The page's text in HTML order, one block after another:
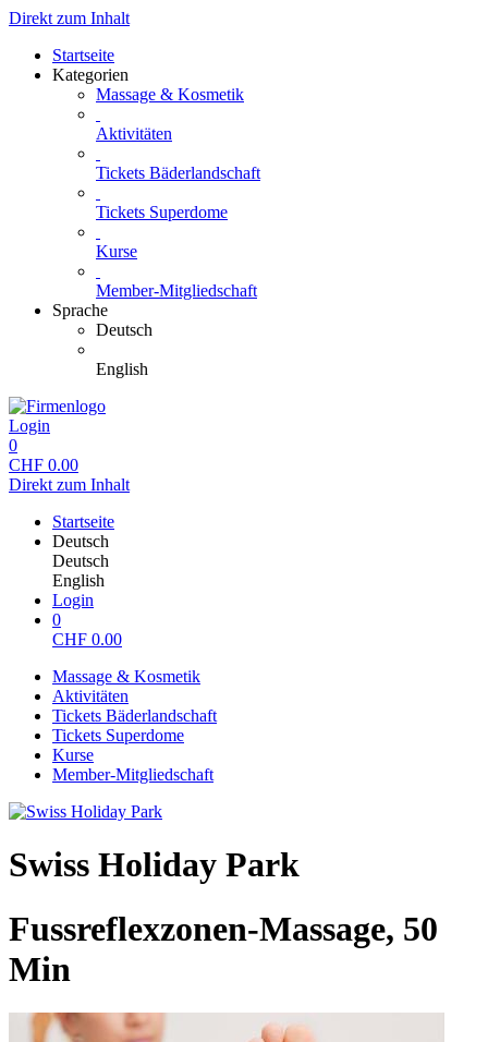
Direkt zum Inhalt
Startseite
Kategorien
Massage & Kosmetik
Aktivitäten
Tickets Bäderlandschaft
Tickets Superdome
Kurse
Member-Mitgliedschaft
Sprache
Deutsch
English
Login
0
CHF 0.00
Direkt zum Inhalt
Startseite
Deutsch
Deutsch
English
Login
0
CHF 0.00
Massage & Kosmetik
Aktivitäten
Tickets Bäderlandschaft
Tickets Superdome
Kurse
Member-Mitgliedschaft
Swiss Holiday Park
Fussreflexzonen-Massage, 50
Min